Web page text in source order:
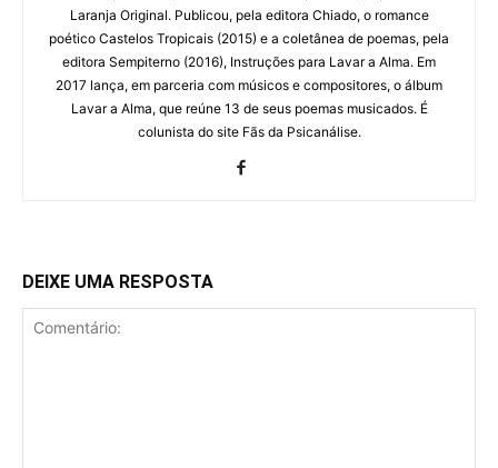
Laranja Original. Publicou, pela editora Chiado, o romance
poético Castelos Tropicais (2015) e a coletânea de poemas, pela
editora Sempiterno (2016), Instruções para Lavar a Alma. Em
2017 lança, em parceria com músicos e compositores, o álbum
Lavar a Alma, que reúne 13 de seus poemas musicados. É
colunista do site Fãs da Psicanálise.
DEIXE UMA RESPOSTA